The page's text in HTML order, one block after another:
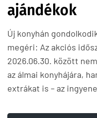
ajándékok
Új konyhán
megéri: Az akciós
2026.06.30. között
az álmai konyhájára,
extrákat is – az